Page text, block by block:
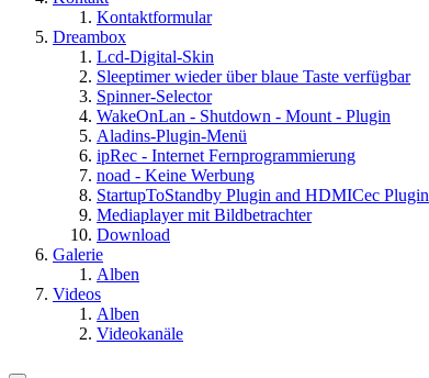
Kontaktformular
Dreambox
Lcd-Digital-Skin
Sleeptimer wieder über blaue Taste verfügbar
Spinner-Selector
WakeOnLan - Shutdown - Mount - Plugin
Aladins-Plugin-Menü
ipRec - Internet Fernprogrammierung
noad - Keine Werbung
StartupToStandby Plugin and HDMICec Plugin
Mediaplayer mit Bildbetrachter
Download
Galerie
Alben
Videos
Alben
Videokanäle